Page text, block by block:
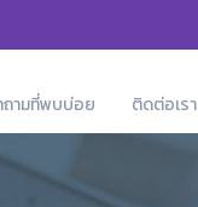
ถามที่พบบ่อย ติดต่อเรา